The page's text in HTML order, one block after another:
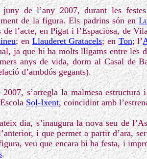
de l’any 2007, durant les
de la figura. Els padrins són en
de l’acte, en Pigat i l’Espaciosa, de
; enLlauderet Gratacels; enTon; l’
ja que hi ha molts lligams entre les
anys de vida, dorm al Casal de
d’ambdós gegants).
2007, s’arregla la malmesa
Sol-Ixent, coincidint amb
dia, s’inaugura la nova seu de
i que permet a partir d’ara,
veu que encara hi ha festa, i
.